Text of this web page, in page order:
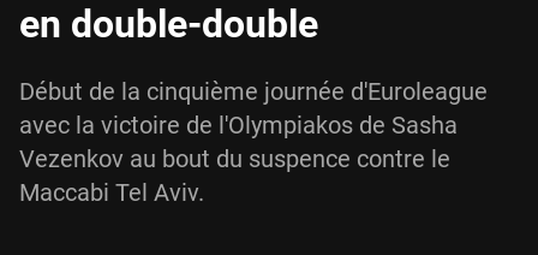
en double-double
Début de la cinquième journée d'Euroleague
avec la victoire de l'Olympiakos de Sasha
Vezenkov au bout du suspence contre le
Maccabi Tel Aviv.